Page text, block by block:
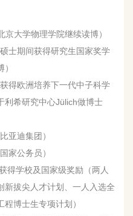
大学物理学院继续读博）
士期间获得研究生国家奖学
得欧洲培养下一代中子科学
利希研究中心Jülich做博士
亚迪集团）
家公务员）
得学校及国家级奖励（两人
新拔尖人才计划、一人入选全
博士生专项计划）